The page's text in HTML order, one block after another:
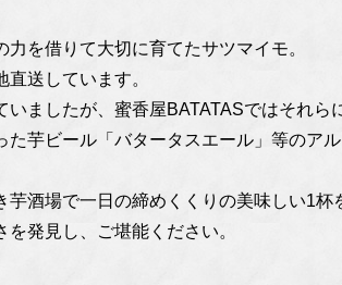
を借りて大切に育てたサツマイモ。
送しています。
ましたが、蜜香屋BATATASではそれら
芋ビール「バタータスエール」等のア
酒場で一日の締めくくりの美味しい1杯
発見し、ご堪能ください。